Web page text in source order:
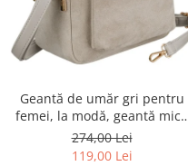
Geantă de umăr gri pentru
femei, la modă, geantă mică
urbană cu fermoar, piele
ecologică - Peterson PTR-PTN
274,00 Lei
119,00 Lei